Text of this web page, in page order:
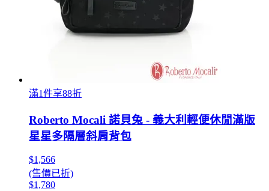
滿1件享88折
Roberto Mocali 諾貝兔 - 義大利輕便休閒滿版
星星多隔層斜肩背包
$1,566
(售價已折)
$1,780